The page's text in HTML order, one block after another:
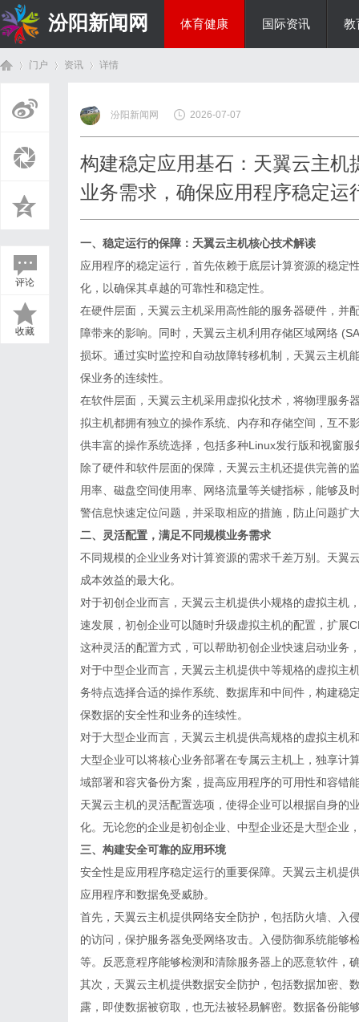
汾阳新闻网 体育健康 国际资讯 教
门户 资讯
›
详情
评论
收藏
汾阳新闻网 2026-07-07
构建稳定应用基石：天翼云主
业务需求，确保应用程序稳定运
一、稳定运行的保障：天翼云主机核心技术解读
应用程序的稳定运行，首先依赖于底层计算资源的稳定
化，以确保其卓越的可靠性和稳定性。
在硬件层面，天翼云主机采用高性能的服务器硬件，并
障带来的影响。同时，天翼云主机利用存储区域网络
损坏。通过实时监控和自动故障转移机制，天翼云主机
保业务的连续性。
在软件层面，天翼云主机采用虚拟化技术，将物理服务
拟主机都拥有独立的操作系统、内存和存储空间，互不
供丰富的操作系统选择，包括多种Linux发行版和视窗
除了硬件和软件层面的保障，天翼云主机还提供完善的
用率、磁盘空间使用率、网络流量等关键指标，能够及
警信息快速定位问题，并采取相应的措施，防止问题扩
二、灵活配置，满足不同规模业务需求
不同规模的企业业务对计算资源的需求千差万别。天翼
成本效益的最大化。
对于初创企业而言，天翼云主机提供小规格的虚拟主机
速发展，初创企业可以随时升级虚拟主机的配置，扩展
这种灵活的配置方式，可以帮助初创企业快速启动业务
对于中型企业而言，天翼云主机提供中等规格的虚拟主
务特点选择合适的操作系统、数据库和中间件，构建稳
保数据的安全性和业务的连续性。
对于大型企业而言，天翼云主机提供高规格的虚拟主机
大型企业可以将核心业务部署在专属云主机上，独享计
域部署和容灾备份方案，提高应用程序的可用性和容错
天翼云主机的灵活配置选项，使得企业可以根据自身的
化。无论您的企业是初创企业、中型企业还是大型企业
三、构建安全可靠的应用环境
安全性是应用程序稳定运行的重要保障。天翼云主机提
应用程序和数据免受威胁。
首先，天翼云主机提供网络安全防护，包括防火墙、入
的访问，保护服务器免受网络攻击。入侵防御系统能够
等。反恶意程序能够检测和清除服务器上的恶意软件，
其次，天翼云主机提供数据安全防护，包括数据加密、
露，即使数据被窃取，也无法被轻易解密。数据备份能